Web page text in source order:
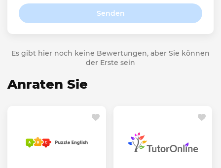
Senden
Es gibt hier noch keine Bewertungen, aber Sie können
der Erste sein
Anraten Sie